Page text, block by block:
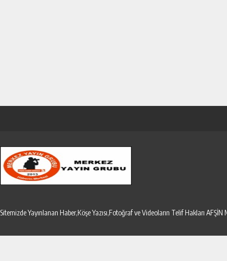
Sitemizde Yayınlanan Haber,Köşe Yazısı,Fotoğraf ve Videoların Telif Hakları